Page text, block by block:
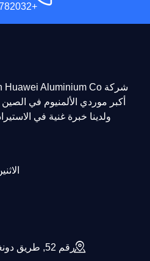
+8618137782032
ولدينا خبرة غنية في
الاثنين
رقم 52, طريق دونغمينغ, تشنغتشو, حنان, الصين